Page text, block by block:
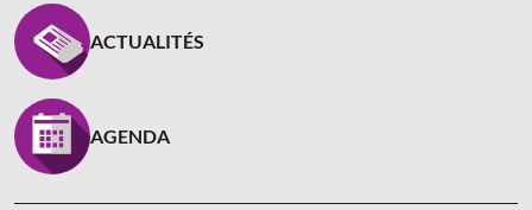
PIED DE PAGE CARCEPT PREV - ASSUREUR
ACTUALITÉS
AGENDA